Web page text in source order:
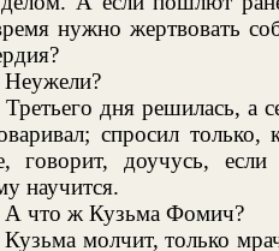
нужно жертвовать
дня решилась, а
спросил
говорит, доучусь,
научится.
что ж Кузьма Фомич?
молчит, только